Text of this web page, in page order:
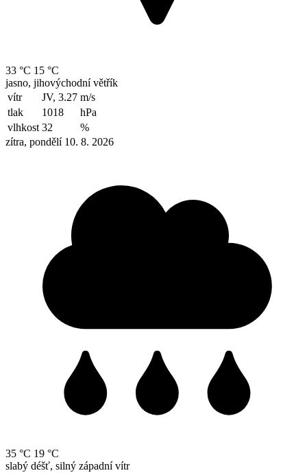
33 °C 15 °C
jasno, jihovýchodní větřík
vítr
JV, 3.27 m/s
tlak
1018
hPa
vlhkost 32
%
zítra, pondělí 10. 8. 2026
35 °C 19 °C
slabý déšť, silný západní vítr